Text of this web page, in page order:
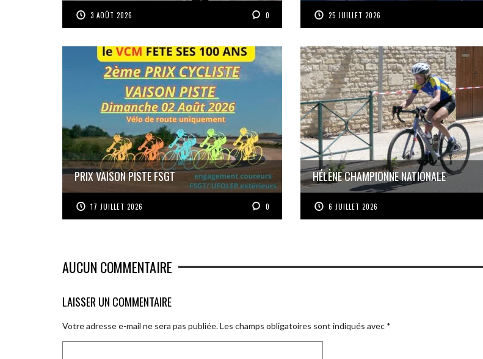
3 AOÛT 2026 0 25 JUILLET 2026
PRIX VAISON PISTE FSGT
17 JUILLET 2026 0
HÉLÈNE CHAMPIONNE NATIONALE
6 JUILLET 2026
AUCUN COMMENTAIRE
LAISSER UN COMMENTAIRE
Votre adresse e-mail ne sera pas publiée.Les champs obligatoires sont indiqués avec *